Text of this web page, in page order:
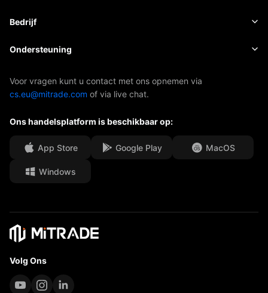
Nieuws
Basis
EBook
Bedrijf
Over Mitrade
Onze onderscheidingen
Media Centre
Carrièremogelijkheden
Juridische documenten
Ondersteuning
Afdeling Help
Veelgestelde vragen (FAQ)
Voor vragen kunt u contact met ons opnemen via
cs.eu@mitrade.com of via live chat.
Ons handelsplatform is beschikbaar op:
App Store Google Play MacOS
Windows
Volg Ons